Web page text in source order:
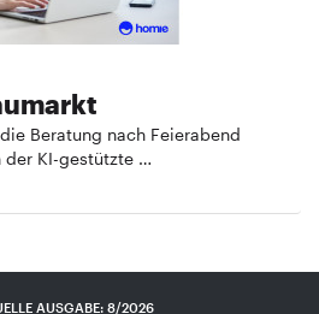
Beratung nach Feierabend
der KI-gestützte …
AUSGABE: 8/2026